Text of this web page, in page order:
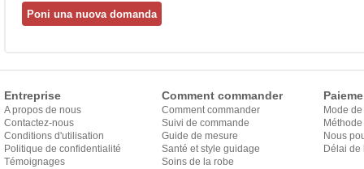
Entreprise
A propos de nous
Contactez-nous
Conditions d'utilisation
Politique de confidentialité
Témoignages
Comment commander
Comment commander
Suivi de commande
Guide de mesure
Santé et style guidage
Soins de la robe
Mode
Nous
Délai de